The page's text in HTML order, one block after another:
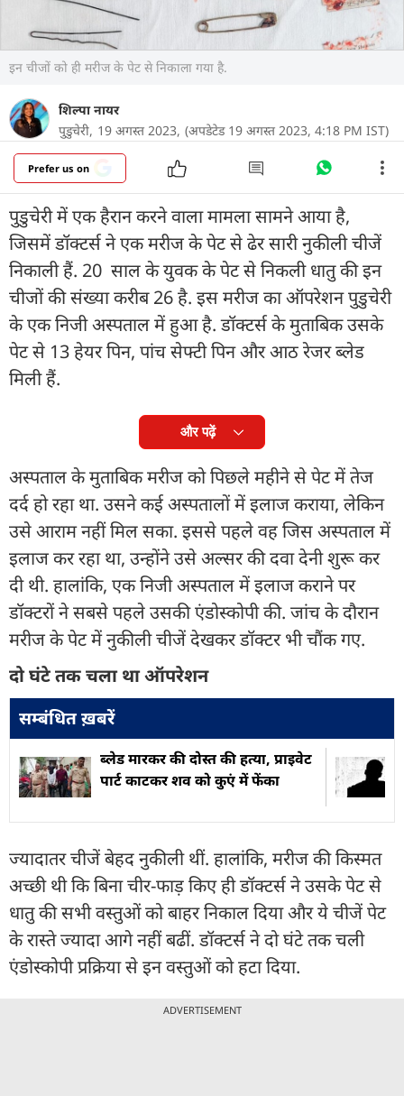
इन चीजों को ही मरीज के पेट से निकाला गया है.
शिल्पा नायर
पुडुचेरी, 19 अगस्त 2023, (अपडेटेड 19 अगस्त 2023, 4:18 PM IST)
Prefer us on
पुडुचेरी में एक हैरान करने वाला मामला सामने आया है,
जिसमें डॉक्टर्स ने एक मरीज के पेट से ढेर सारी नुकीली चीजें
निकाली हैं. 20 साल के युवक के पेट से निकली धातु की इन
चीजों की संख्या करीब 26 है. इस मरीज का ऑपरेशन पुडुचेरी
के एक निजी अस्पताल में हुआ है. डॉक्टर्स के मुताबिक उसके
पेट से 13 हेयर पिन, पांच सेफ्टी पिन और आठ रेजर ब्लेड
मिली हैं.
और पढ़ें
अस्पताल के मुताबिक मरीज को पिछले महीने से पेट में तेज
दर्द हो रहा था. उसने कई अस्पतालों में इलाज कराया, लेकिन
उसे आराम नहीं मिल सका. इससे पहले वह जिस अस्पताल में
इलाज कर रहा था, उन्होंने उसे अल्सर की दवा देनी शुरू कर
दी थी. हालांकि, एक निजी अस्पताल में इलाज कराने पर
डॉक्टरों ने सबसे पहले उसकी एंडोस्कोपी की. जांच के दौरान
मरीज के पेट में नुकीली चीजें देखकर डॉक्टर भी चौंक गए.
दो घंटे तक चला था ऑपरेशन
सम्बंधित ख़बरें
ब्लेड मारकर की दोस्त की हत्या, प्राइवेट
पार्ट काटकर शव को कुएं में फेंका
ज्यादातर चीजें बेहद नुकीली थीं. हालांकि, मरीज की किस्मत
अच्छी थी कि बिना चीर-फाड़ किए ही डॉक्टर्स ने उसके पेट से
धातु की सभी वस्तुओं को बाहर निकाल दिया और ये चीजें पेट
के रास्ते ज्यादा आगे नहीं बढीं. डॉक्टर्स ने दो घंटे तक चली
एंडोस्कोपी प्रक्रिया से इन वस्तुओं को हटा दिया.
ADVERTISEMENT